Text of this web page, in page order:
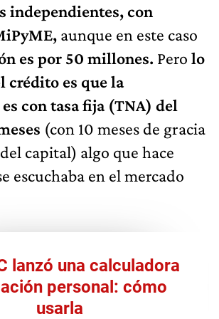
independientes, con
aunque en este caso
es por 50 millones. Pero lo
es que la
con tasa fija (TNA) del
(con 10 meses de gracia
capital) algo que hace
escuchaba en el mercado
lanzó una calculadora
personal: cómo
usarla